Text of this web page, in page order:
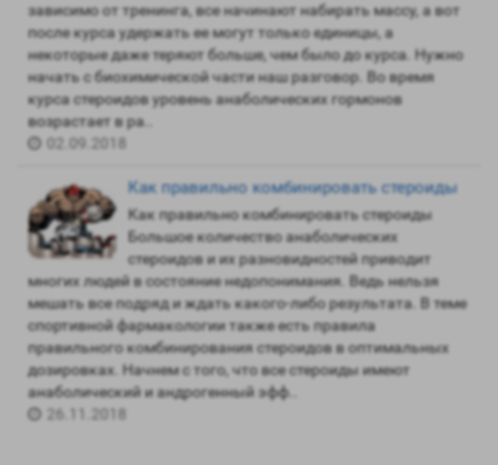
зависимо от тренинга, все начинают набирать массу, а вот
после курса удержать ее могут только единицы, а
некоторые даже теряют больше, чем было до курса. Нужно
начать с биохимической части наш разговор. Во время
курса стероидов уровень анаболических гормонов
возрастает в ра..
02.09.2018
Как правильно комбинировать стероиды
Как правильно комбинировать стероиды
Большое количество анаболических
стероидов и их разновидностей приводит
многих людей в состояние недопонимания. Ведь нельзя
мешать все подряд и ждать какого-либо результата. В теме
спортивной фармакологии также есть правила
правильного комбинирования стероидов в оптимальных
дозировках. Начнем с того, что все стероиды имеют
анаболический и андрогенный эфф..
26.11.2018